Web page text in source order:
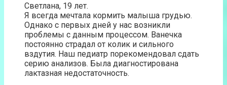
Светлана, 19 лет.
Я всегда мечтала кормить малыша грудью.
Однако с первых дней у нас возникли
проблемы с данным процессом. Ванечка
постоянно страдал от колик и сильного
вздутия. Наш педиатр порекомендовал сдать
серию анализов. Была диагностирована
лактазная недостаточность.